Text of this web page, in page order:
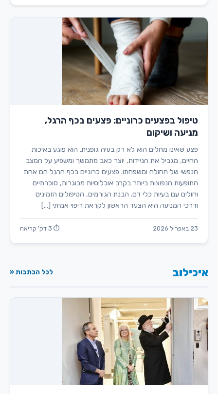
טיפול בפצעים כרוניים: פצעים בכף הרגל,
מניעה ושיקום
פצע שאינו מחלים הוא לא רק בעיה גופנית. הוא פוגע באיכות
החיים, מגביל את הניידות, יוצר כאב מתמשך ומשפיע על המצב
הנפשי של החולה ומשפחתו. פצעים כרוניים בכף הרגל הם אחת
התופעות הנפוצות ביותר בקרב אוכלוסיות מבוגרות, סוכרתיים
וחולים עם בעיות כלי דם. הבנת הגורמים, הטיפולים הזמינים
ודרכי המניעה היא הצעד הראשון לקראת ריפוי אמיתי […]
23 באפריל 2026 ⏱ 3 דק' קריאה
איכילוב לכל הכתבות «